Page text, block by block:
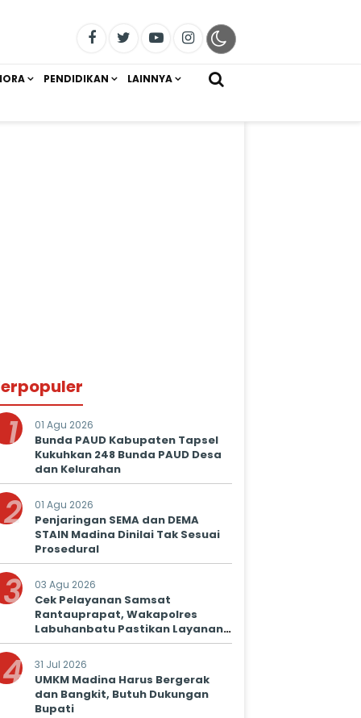
PENDIDIKAN LAINNYA
1 01 Agu 2026
Bunda PAUD Kabupaten Tapsel
Kukuhkan 248 Bunda PAUD Desa
dan Kelurahan
2 01 Agu 2026
Penjaringan SEMA dan DEMA
STAIN Madina Dinilai Tak Sesuai
Prosedural
3 03 Agu 2026
Cek Pelayanan Samsat
Rantauprapat, Wakapolres
Labuhanbatu Pastikan Layanan
Prima untuk Masyarakat
4 31 Jul 2026
UMKM Madina Harus Bergerak
dan Bangkit, Butuh Dukungan
Bupati